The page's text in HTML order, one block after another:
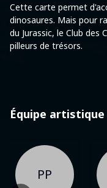
Cette carte permet
dinosaures. Mais pour
du Jurassic, le Club
pilleurs de trésors.
Équipe artistique
PP